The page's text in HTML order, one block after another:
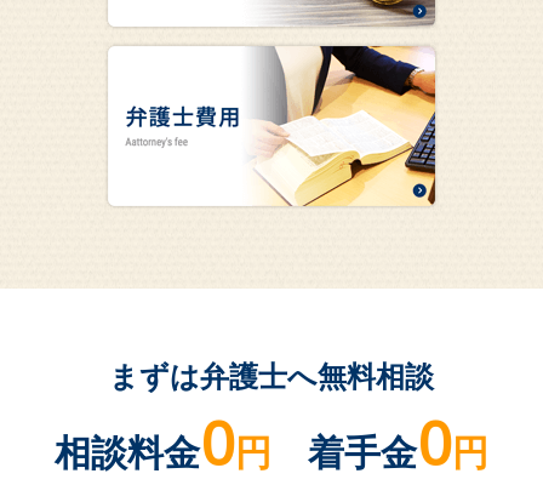
まずは弁護士へ無料相談
相談料金0円 着手金0円